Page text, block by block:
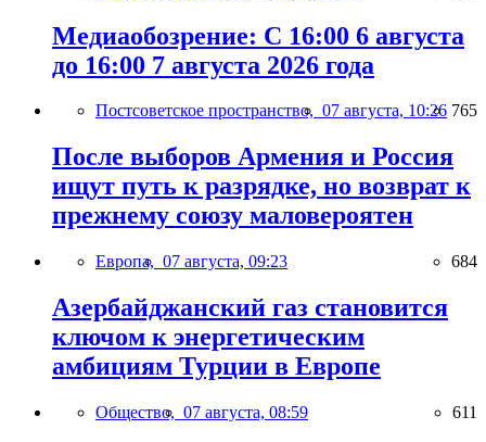
Медиаобозрение: С 16:00 6 августа
до 16:00 7 августа 2026 года
Постсоветское пространство, 07 августа, 10:26 765
После выборов Армения и Россия
ищут путь к разрядке, но возврат к
прежнему союзу маловероятен
Европа, 07 августа, 09:23 684
Азербайджанский газ становится
ключом к энергетическим
амбициям Турции в Европе
Общество, 07 августа, 08:59 611